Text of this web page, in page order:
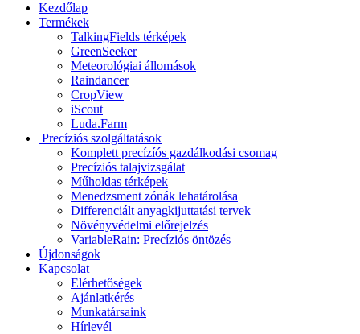
Kezdőlap
Termékek
TalkingFields térképek
GreenSeeker
Meteorológiai állomások
Raindancer
CropView
iScout
Luda.Farm
Precíziós szolgáltatások
Komplett precízíós gazdálkodási csomag
Precíziós talajvizsgálat
Műholdas térképek
Menedzsment zónák lehatárolása
Differenciált anyagkijuttatási tervek
Növényvédelmi előrejelzés
VariableRain: Precíziós öntözés
Újdonságok
Kapcsolat
Elérhetőségek
Ajánlatkérés
Munkatársaink
Hírlevél